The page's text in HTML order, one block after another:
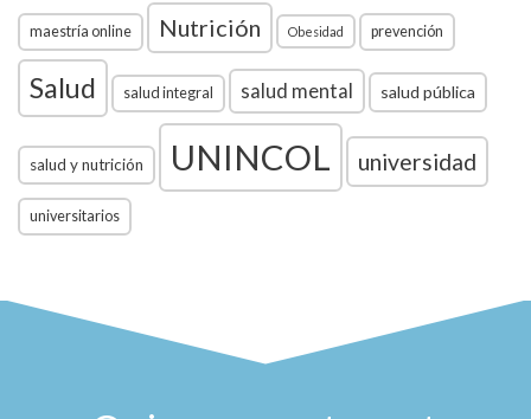
maestría online Nutrición Obesidad prevención
Salud salud integral salud mental salud pública
salud y nutrición UNINCOL universidad
universitarios